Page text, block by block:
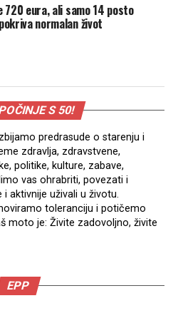
720 eura, ali samo 14 posto
normalan život
S 50!
predrasude o starenju i
zdravlja, zdravstvene,
politike, kulture, zabave,
vas ohrabriti, povezati i
aktivnije uživali u životu.
toleranciju i potičemo
moto je: Živite zadovoljno, živite
EPP